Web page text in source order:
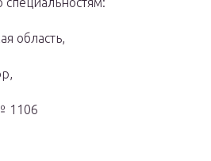
область,
1106